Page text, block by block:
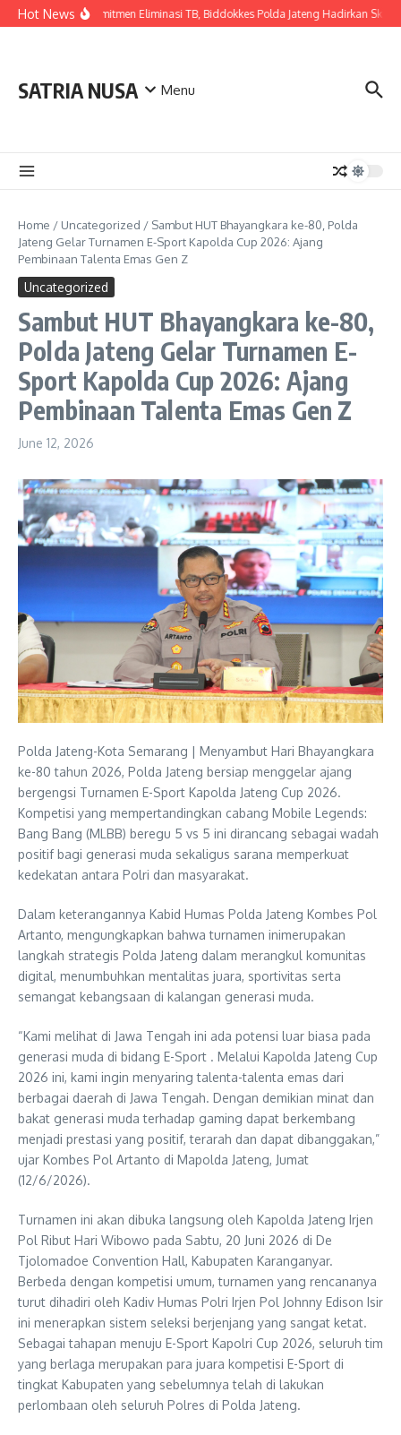
Skip to content
Hot News
Wujudkan Komitmen Eliminasi TB, Biddokkes Polda Jateng Hadirkan
SATRIA NUSA Menu
Home / Uncategorized / Sambut HUT Bhayangkara ke-80, Polda
Jateng Gelar Turnamen E-Sport Kapolda Cup 2026: Ajang
Pembinaan Talenta Emas Gen Z
Uncategorized
Sambut HUT Bhayangkara ke-80,
Polda Jateng Gelar Turnamen E-
Sport Kapolda Cup 2026: Ajang
Pembinaan Talenta Emas Gen Z
June 12, 2026
Polda Jateng-Kota Semarang | Menyambut Hari Bhayangkara
ke-80 tahun 2026, Polda Jateng bersiap menggelar ajang
bergengsi Turnamen E-Sport Kapolda Jateng Cup 2026.
Kompetisi yang mempertandingkan cabang Mobile Legends:
Bang Bang (MLBB) beregu 5 vs 5 ini dirancang sebagai wadah
positif bagi generasi muda sekaligus sarana memperkuat
kedekatan antara Polri dan masyarakat.
Dalam keterangannya Kabid Humas Polda Jateng Kombes Pol
Artanto, mengungkapkan bahwa turnamen inimerupakan
langkah strategis Polda Jateng dalam merangkul komunitas
digital, menumbuhkan mentalitas juara, sportivitas serta
semangat kebangsaan di kalangan generasi muda.
“Kami melihat di Jawa Tengah ini ada potensi luar biasa pada
generasi muda di bidang E-Sport . Melalui Kapolda Jateng Cup
2026 ini, kami ingin menyaring talenta-talenta emas dari
berbagai daerah di Jawa Tengah. Dengan demikian minat dan
bakat generasi muda terhadap gaming dapat berkembang
menjadi prestasi yang positif, terarah dan dapat dibanggakan,”
ujar Kombes Pol Artanto di Mapolda Jateng, Jumat
(12/6/2026).
Turnamen ini akan dibuka langsung oleh Kapolda Jateng Irjen
Pol Ribut Hari Wibowo pada Sabtu, 20 Juni 2026 di De
Tjolomadoe Convention Hall, Kabupaten Karanganyar.
Berbeda dengan kompetisi umum, turnamen yang rencananya
turut dihadiri oleh Kadiv Humas Polri Irjen Pol Johnny Edison Isir
ini menerapkan sistem seleksi berjenjang yang sangat ketat.
Sebagai tahapan menuju E-Sport Kapolri Cup 2026, seluruh tim
yang berlaga merupakan para juara kompetisi E-Sport di
tingkat Kabupaten yang sebelumnya telah di lakukan
perlombaan oleh seluruh Polres di Polda Jateng.